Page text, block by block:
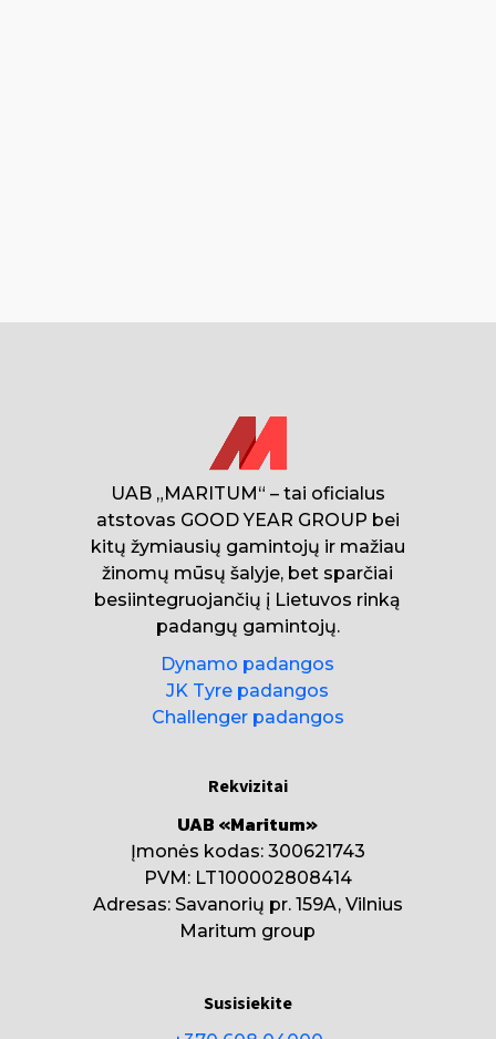
UAB „MARITUM“ – tai oficialus
atstovas GOOD YEAR GROUP bei
kitų žymiausių gamintojų ir mažiau
žinomų mūsų šalyje, bet sparčiai
besiintegruojančių į Lietuvos rinką
padangų gamintojų.
Dynamo padangos
JK Tyre padangos
Challenger padangos
Rekvizitai
UAB «Maritum»
Įmonės kodas: 300621743
PVM: LT100002808414
Adresas: Savanorių pr. 159A, Vilnius
Maritum group
Susisiekite